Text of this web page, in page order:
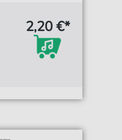
2,20 €*